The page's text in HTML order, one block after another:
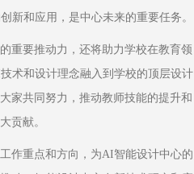
新和应用，是中心未来的重要任务。
重要推动力，还将助力学校在教育领
术和设计理念融入到学校的顶层设计
家共同努力，推动教师技能的提升和
贡献。
作重点和方向，为AI智能设计中心的